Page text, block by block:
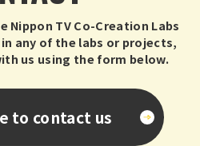
Nippon TV Co-Creation Labs
any of the labs or projects,
us using the form below.
to contact us